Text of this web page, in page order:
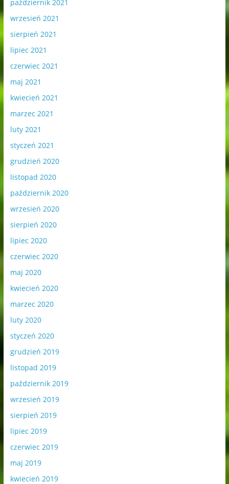
październik 2021
wrzesień 2021
sierpień 2021
lipiec 2021
czerwiec 2021
maj 2021
kwiecień 2021
marzec 2021
luty 2021
styczeń 2021
grudzień 2020
listopad 2020
październik 2020
wrzesień 2020
sierpień 2020
lipiec 2020
czerwiec 2020
maj 2020
kwiecień 2020
marzec 2020
luty 2020
styczeń 2020
grudzień 2019
listopad 2019
październik 2019
wrzesień 2019
sierpień 2019
lipiec 2019
czerwiec 2019
maj 2019
kwiecień 2019